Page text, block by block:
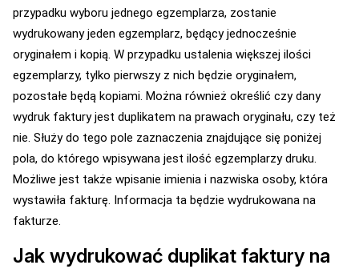
przypadku wyboru jednego egzemplarza, zostanie
wydrukowany jeden egzemplarz, będący jednocześnie
oryginałem i kopią. W przypadku ustalenia większej ilości
egzemplarzy, tylko pierwszy z nich będzie oryginałem,
pozostałe będą kopiami. Można również określić czy dany
wydruk faktury jest duplikatem na prawach oryginału, czy też
nie. Służy do tego pole zaznaczenia znajdujące się poniżej
pola, do którego wpisywana jest ilość egzemplarzy druku.
Możliwe jest także wpisanie imienia i nazwiska osoby, która
wystawiła fakturę. Informacja ta będzie wydrukowana na
fakturze.
Jak wydrukować duplikat faktury na